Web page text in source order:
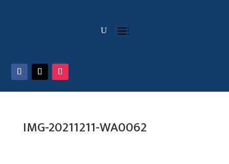
IMG-20211211-WA0062